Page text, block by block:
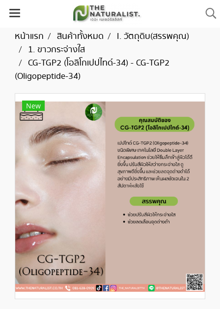
หน้าแรก สินค้าทั้งหมด
I. วัตถุดิบ(สรรพคุณ)
1. ขาวกระจ่างใส
CG-TGP2 (โอลิโกเปปไทด์-34) - CG-TGP2
(Oligopeptide-34)
New